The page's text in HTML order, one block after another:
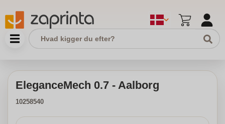
EleganceMech 0.7 - Aalborg
10258540